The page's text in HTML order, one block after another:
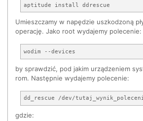
Umieszczamy w napędzie uszkodzoną
operację. Jako root wydajemy polecenie:
by sprawdzić, pod jakim urządzeniem
rom. Następnie wydajemy polecenie:
gdzie: